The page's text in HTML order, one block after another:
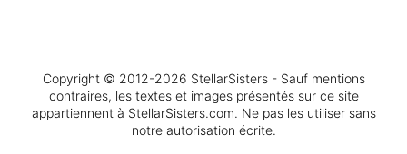
Copyright © 2012-2026 StellarSisters - Sauf mentions
contraires, les textes et images présentés sur ce site
appartiennent à StellarSisters.com. Ne pas les utiliser sans
notre autorisation écrite.